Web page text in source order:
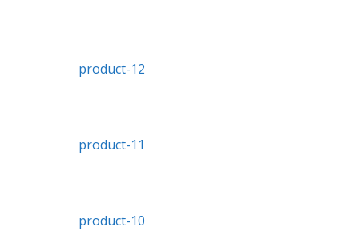
product-12
product-11
product-10